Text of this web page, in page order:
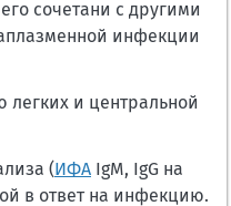
сочетани с другими
инфекции
легких и центральной
( ИФА IgM, IgG на
в ответ на инфекцию.